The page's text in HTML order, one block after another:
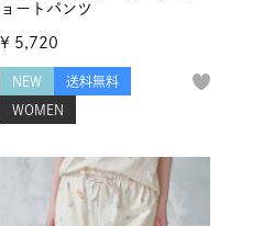
ョートパンツ
¥ 5,720
NEW 送料無料
WOMEN